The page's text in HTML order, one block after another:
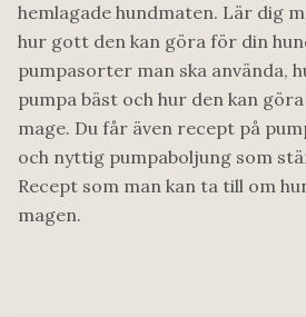
hemlagade hundmaten. Lär dig
hur gott den kan göra för din
pumpasorter man ska använda,
pumpa bäst och hur den kan
mage. Du får även recept på
och nyttig pumpaboljung som
Recept som man kan ta till om
magen.